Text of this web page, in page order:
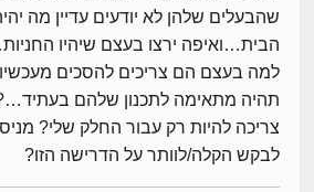
שהבעלים שלהן לא יודעים עדיין מה
הבית…ואיפה ירצו בעצם שיהיו
למה בעצם הם צריכים להסכים מעכשיו
תהיה מתאימה לתכנון שלהם
צריכה להיות רק עבור החלק שלי?
לבקש הקלה/לוותר על הדרישה הזו?